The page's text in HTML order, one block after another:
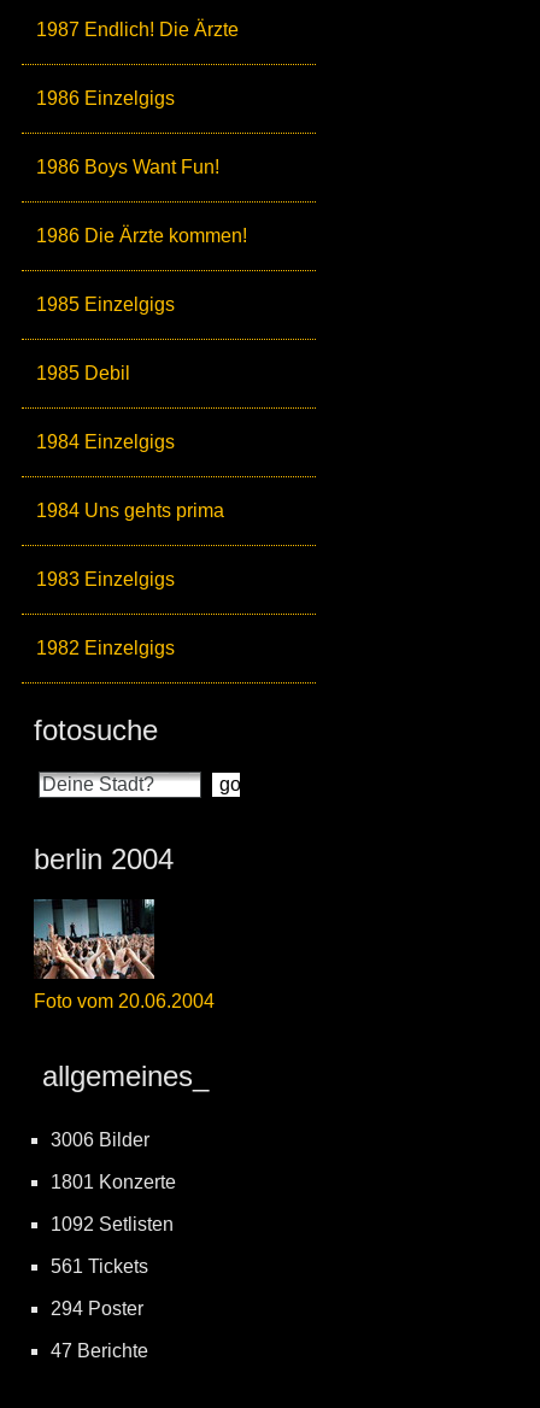
1987 Endlich! Die Ärzte
1986 Einzelgigs
1986 Boys Want Fun!
1986 Die Ärzte kommen!
1985 Einzelgigs
1985 Debil
1984 Einzelgigs
1984 Uns gehts prima
1983 Einzelgigs
1982 Einzelgigs
fotosuche
berlin 2004
Foto vom 20.06.2004
allgemeines_
3006 Bilder
1801 Konzerte
1092 Setlisten
561 Tickets
294 Poster
47 Berichte